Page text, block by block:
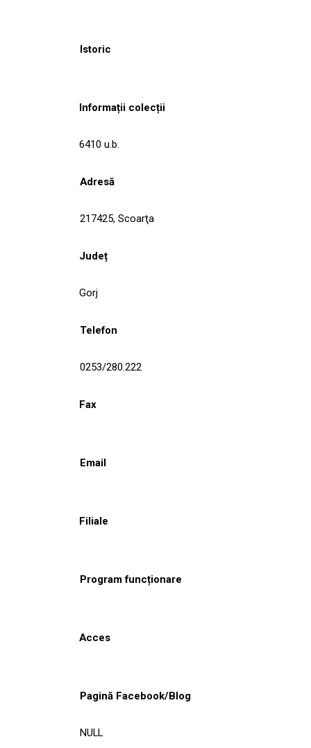
Istoric
Informații colecții
6410 u.b.
Adresă
217425, Scoarţa
Județ
Gorj
Telefon
0253/280.222
Fax
Email
Filiale
Program funcționare
Acces
Pagină Facebook/Blog
NULL